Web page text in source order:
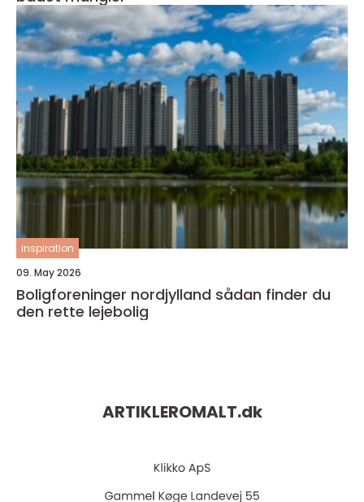
inspiration
09. May 2026
Boligforeninger nordjylland sådan finder du
den rette lejebolig
ARTIKLEROMALT.dk